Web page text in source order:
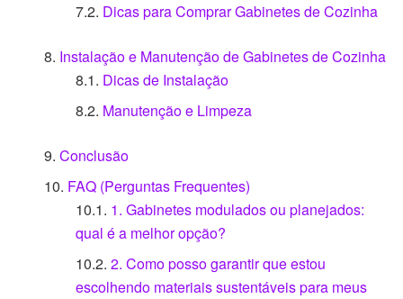
Dicas para Comprar Gabinetes de Cozinha
Instalação e Manutenção de Gabinetes de Cozinha
Dicas de Instalação
Manutenção e Limpeza
Conclusão
FAQ (Perguntas Frequentes)
1. Gabinetes modulados ou planejados:
qual é a melhor opção?
2. Como posso garantir que estou
escolhendo materiais sustentáveis para meus